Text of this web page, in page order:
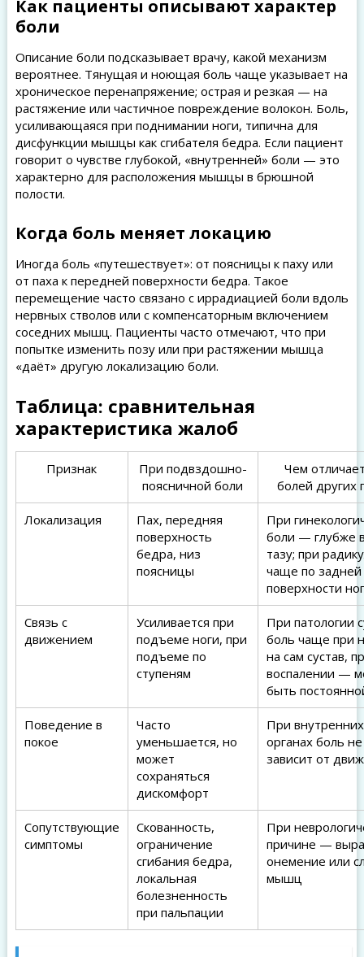
Как пациенты описывают характер
боли
Описание боли подсказывает врачу, какой механизм
вероятнее. Тянущая и ноющая боль чаще указывает на
хроническое перенапряжение; острая и резкая — на
растяжение или частичное повреждение волокон. Боль,
усиливающаяся при поднимании ноги, типична для
дисфункции мышцы как сгибателя бедра. Если пациент
говорит о чувстве глубокой, «внутренней» боли — это
характерно для расположения мышцы в брюшной
полости.
Когда боль меняет локацию
Иногда боль «путешествует»: от поясницы к паху или
от паха к передней поверхности бедра. Такое
перемещение часто связано с иррадиацией боли вдоль
нервных стволов или с компенсаторным включением
соседних мышц. Пациенты часто отмечают, что при
попытке изменить позу или при растяжении мышца
«даёт» другую локализацию боли.
Таблица: сравнительная
характеристика жалоб
Признак
При подвздошно-
поясничной боли
Чем
болей других
Локализация
Пах, передняя
поверхность
бедра, низ
поясницы
При
боли — глубже
тазу; при
чаще по задней
поверхности
Связь с
движением
Усиливается при
подъеме ноги, при
подъеме по
ступеням
При патологии
боль чаще при
на сам сустав,
воспалении —
быть
Поведение в
покое
Часто
уменьшается, но
может
сохраняться
дискомфорт
При внутренних
органах боль
зависит от
Сопутствующие
симптомы
Скованность,
ограничение
сгибания бедра,
локальная
болезненность
при пальпации
При
причине —
онемение или
мышц